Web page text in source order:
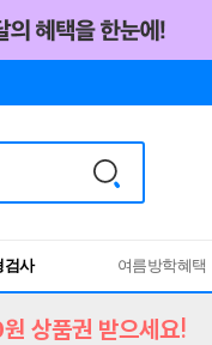
검사
여름방학혜택
상품권 받으세요!